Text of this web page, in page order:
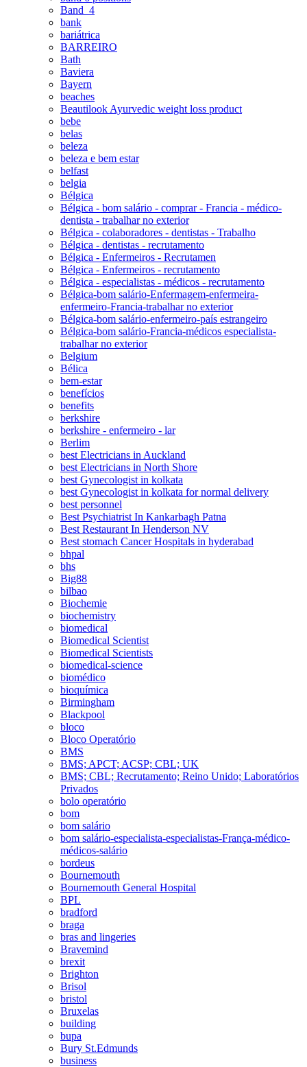
Band_4
bank
bariátrica
BARREIRO
Bath
Baviera
Bayern
beaches
Beautilook Ayurvedic weight loss product
bebe
belas
beleza
beleza e bem estar
belfast
belgia
Bélgica
Bélgica - bom salário - comprar - Francia - médico-
dentista - trabalhar no exterior
Bélgica - colaboradores - dentistas - Trabalho
Bélgica - dentistas - recrutamento
Bélgica - Enfermeiros - Recrutamen
Bélgica - Enfermeiros - recrutamento
Bélgica - especialistas - médicos - recrutamento
Bélgica-bom salário-Enfermagem-enfermeira-
enfermeiro-Francia-trabalhar no exterior
Bélgica-bom salário-enfermeiro-país estrangeiro
Bélgica-bom salário-Francia-médicos especialista-
trabalhar no exterior
Belgium
Bélica
bem-estar
benefícios
benefits
berkshire
berkshire - enfermeiro - lar
Berlim
best Electricians in Auckland
best Electricians in North Shore
best Gynecologist in kolkata
best Gynecologist in kolkata for normal delivery
best personnel
Best Psychiatrist In Kankarbagh Patna
Best Restaurant In Henderson NV
Best stomach Cancer Hospitals in hyderabad
bhpal
bhs
Big88
bilbao
Biochemie
biochemistry
biomedical
Biomedical Scientist
Biomedical Scientists
biomedical-science
biomédico
bioquímica
Birmingham
Blackpool
bloco
Bloco Operatório
BMS
BMS; APCT; ACSP; CBL; UK
BMS; CBL; Recrutamento; Reino Unido; Laboratórios
Privados
bolo operatório
bom
bom salário
bom salário-especialista-especialistas-França-médico-
médicos-salário
bordeus
Bournemouth
Bournemouth General Hospital
BPL
bradford
braga
bras and lingeries
Bravemind
brexit
Brighton
Brisol
bristol
Bruxelas
building
bupa
Bury St.Edmunds
business